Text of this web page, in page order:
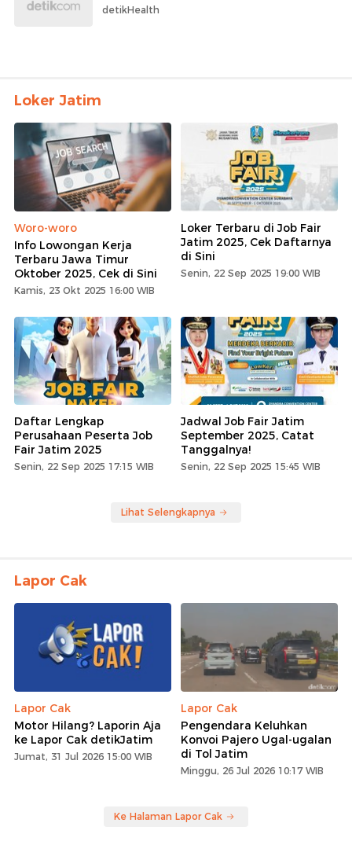
detikHealth
Loker Jatim
Woro-woro
Info Lowongan Kerja
Terbaru Jawa Timur
Oktober 2025, Cek di Sini
Kamis, 23 Okt 2025 16:00 WIB
Loker Terbaru di Job Fair
Jatim 2025, Cek Daftarnya
di Sini
Senin, 22 Sep 2025 19:00 WIB
Daftar Lengkap
Perusahaan Peserta Job
Fair Jatim 2025
Senin, 22 Sep 2025 17:15 WIB
Jadwal Job Fair Jatim
September 2025, Catat
Tanggalnya!
Senin, 22 Sep 2025 15:45 WIB
Lihat Selengkapnya
Lapor Cak
Lapor Cak
Motor Hilang? Laporin Aja
ke Lapor Cak detikJatim
Jumat, 31 Jul 2026 15:00 WIB
Lapor Cak
Pengendara Keluhkan
Konvoi Pajero Ugal-ugalan
di Tol Jatim
Minggu, 26 Jul 2026 10:17 WIB
Ke Halaman Lapor Cak